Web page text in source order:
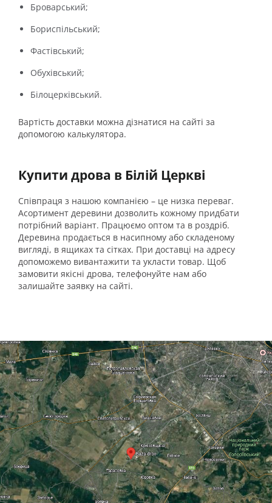
Броварський;
Бориспільський;
Фастівський;
Обухівський;
Білоцерківський.
Вартість доставки можна дізнатися на сайті за
допомогою калькулятора.
Купити дрова в Білій Церкві
Співпраця з нашою компанією – це низка переваг.
Асортимент деревини дозволить кожному придбати
потрібний варіант. Працюємо оптом та в роздріб.
Деревина продається в насипному або складеному
вигляді, в ящиках та сітках. При доставці на адресу
допоможемо вивантажити та укласти товар. Щоб
замовити якісні дрова, телефонуйте нам або
залишайте заявку на сайті.